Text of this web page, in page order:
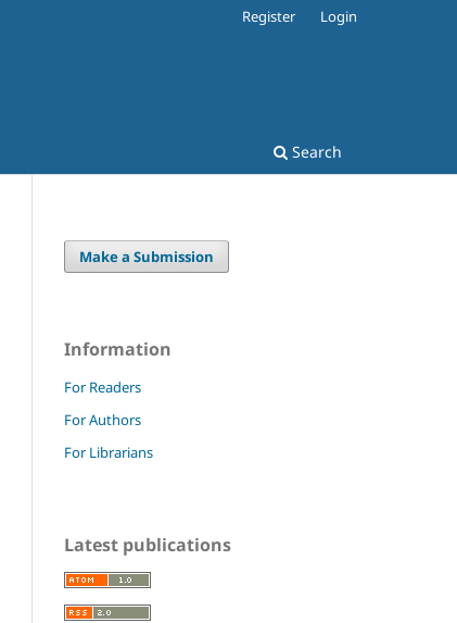
Search
Register Login
Make a Submission
Information
For Readers
For Authors
For Librarians
Latest publications